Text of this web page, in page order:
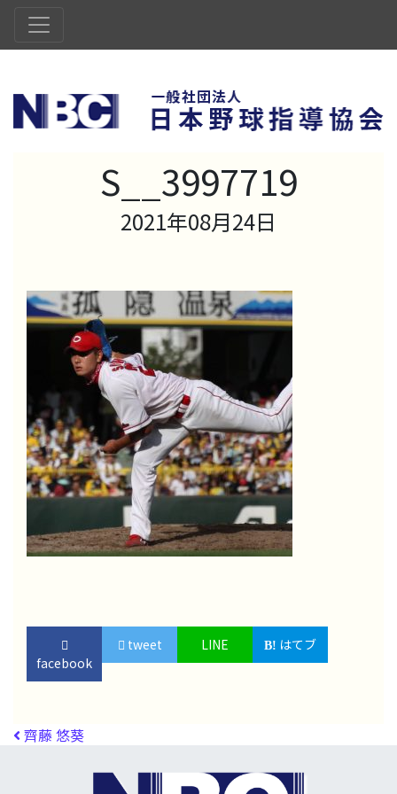
S__3997719
2021年08月24日
facebook
tweet LINE はてブ
投稿ナビゲーション
齊藤 悠葵